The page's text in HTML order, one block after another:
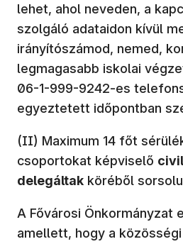
lehet, ahol neveden, a
szolgáló adataidon kívül
irányítószámod, nemed,
legmagasabb iskolai
06-1-999-9242-es
egyeztetett időpontban
(II) Maximum 14 főt
csoportokat képviselő
delegáltak köréből
A Fővárosi Önkormányzat
amellett, hogy a